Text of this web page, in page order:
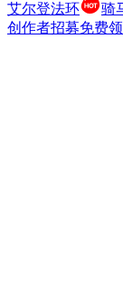
艾尔登法环
骑
创作者招募免费